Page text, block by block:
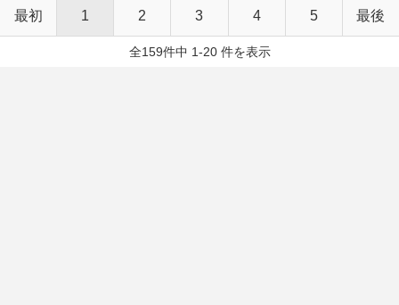
最初 1 2 3 4 5 最後
全159件中 1-20 件を表示